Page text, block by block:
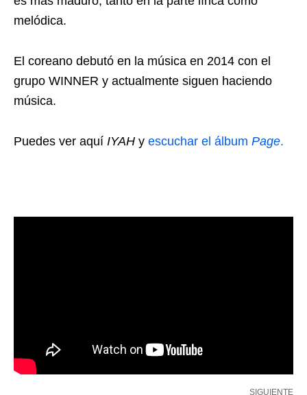
melódica.
El coreano debutó en la música en 2014 con el
grupo WINNER y actualmente siguen haciendo
música.
Puedes ver aquí IYAH y escuchar el álbum Page.
SIGUIENTE